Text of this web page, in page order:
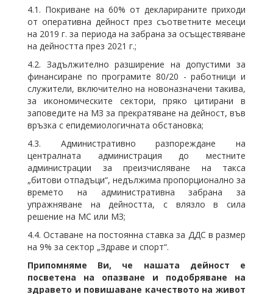
4.1. Покриване на 60% от декларираните приходи
от оперативна дейност през съответните месеци
на 2019 г. за периода на забрана за осъществяване
на дейността през 2021 г.;
4.2. Задължително разширение на допустими за
финансиране по програмите 80/20 - работници и
служители, включително на новоназначени такива,
за икономическите сектори, пряко цитирани в
заповедите на МЗ за прекратяване на дейност, във
връзка с епидемиологичната обстановка;
4.3. Административно разпореждане на
централната администрация до местните
администрации за преизчисляване на такса
„битови отпадъци“, недължима пропорционално за
времето на административна забрана за
упражняване на дейността, с влязло в сила
решение на МС или МЗ;
4.4. Оставане на постоянна ставка за ДДС в размер
на 9% за сектор „Здраве и спорт“.
Припомняме Ви, че нашата дейност е
посветена на опазване и подобряване на
здравето и повишаване качеството на живот